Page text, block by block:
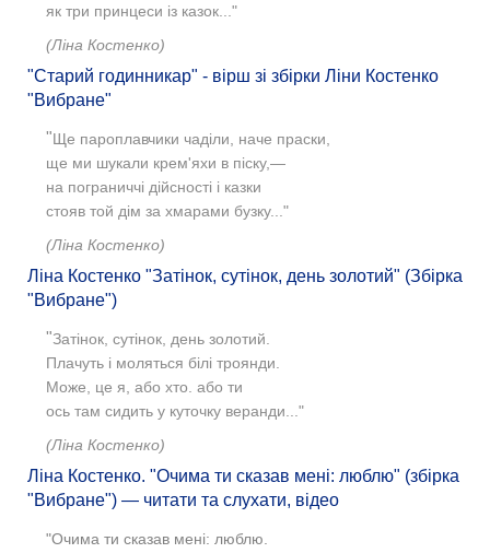
як три принцеси із казок..."
(Ліна Костенко)
"Старий годинникар" - вірш зі збірки Ліни Костенко
"Вибране"
"Ще пароплавчики чаділи, наче праски,
ще ми шукали крем'яхи в піску,—
на пограниччі дійсності і казки
стояв той дім за хмарами бузку..."
(Ліна Костенко)
Ліна Костенко "Затінок, сутінок, день золотий" (Збірка
"Вибране")
"Затінок, сутінок, день золотий.
Плачуть і моляться білі троянди.
Може, це я, або хто. або ти
ось там сидить у куточку веранди..."
(Ліна Костенко)
Ліна Костенко. "Очима ти сказав мені: люблю" (збірка
"Вибране") — читати та слухати, відео
"Очима ти сказав мені: люблю.